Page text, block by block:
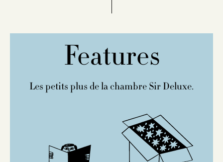
Features
Les petits plus de la chambre Sir Deluxe.